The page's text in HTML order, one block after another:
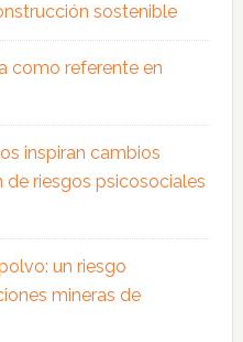
sostenible
como referente en
inspiran cambios
riesgos psicosociales
un riesgo
mineras de